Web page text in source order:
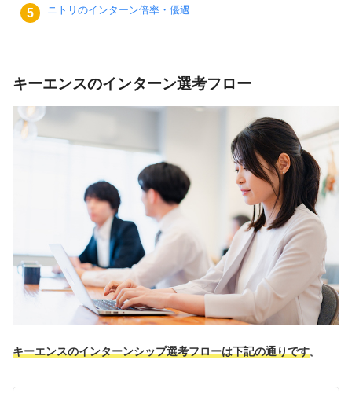
ニトリのインターン倍率・優遇
キーエンスのインターン選考フロー
キーエンスのインターンシップ選考フローは下記の通りです。